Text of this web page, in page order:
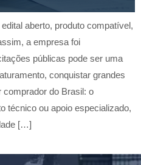
aberto, produto compatível,
a empresa foi
públicas pode ser uma
conquistar grandes
comprador do Brasil: o
técnico ou apoio especializado,
[…]